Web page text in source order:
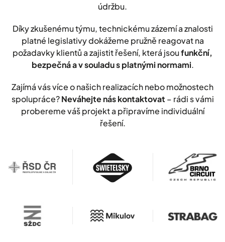
údržbu.
Díky zkušenému týmu, technickému zázemí a znalosti
platné legislativy dokážeme pružně reagovat na
požadavky klientů a zajistit řešení, která jsoufunkční,
bezpečná a v souladu s platnými normami.
Zajímá vás více o našich realizacích nebo možnostech
spolupráce?Neváhejte nás kontaktovat – rádi s vámi
probereme váš projekt a připravíme individuální
řešení.